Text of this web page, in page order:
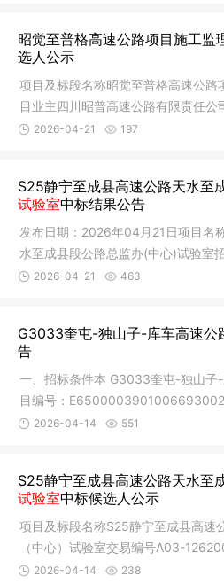
昭觉至普格高速公路项目施工监
选人公示
项目及标段名称昭觉至普格高速公路
目业主四川昭普高速公路有限责任
92170招
2026-04-21 197
S25静宁至成县高速公路天水至
试验室中标结果公告
发布日期：2026年04月21日项目名
水至成县段公路总监办(中心)试验室
YJC招标人甘
2026-04-21 463
G3033奎屯-独山子-库车高速公
告
一、招标条件本 G3033奎屯-独山子
目编号：
源为 财政，招
2026-04-14 551
S25静宁至成县高速公路天水至
试验室中标候选人公示
项目及标段名称S25静宁至成县高速
（中心）试验室交易编号A03-
26-059739-7
2026-04-14 238